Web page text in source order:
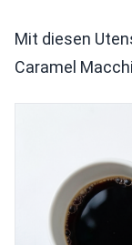
Mit diesen
Caramel